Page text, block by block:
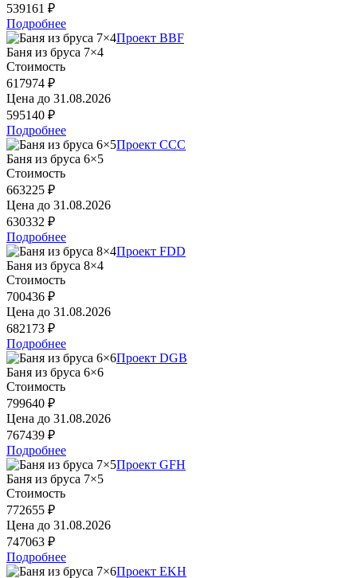
539161 ₽
Подробнее
Проект BBF
Баня из бруса 7×4
Стоимость
617974 ₽
Цена до 31.08.2026
595140 ₽
Подробнее
Проект CCC
Баня из бруса 6×5
Стоимость
663225 ₽
Цена до 31.08.2026
630332 ₽
Подробнее
Проект FDD
Баня из бруса 8×4
Стоимость
700436 ₽
Цена до 31.08.2026
682173 ₽
Подробнее
Проект DGB
Баня из бруса 6×6
Стоимость
799640 ₽
Цена до 31.08.2026
767439 ₽
Подробнее
Проект GFH
Баня из бруса 7×5
Стоимость
772655 ₽
Цена до 31.08.2026
747063 ₽
Подробнее
Проект EKH